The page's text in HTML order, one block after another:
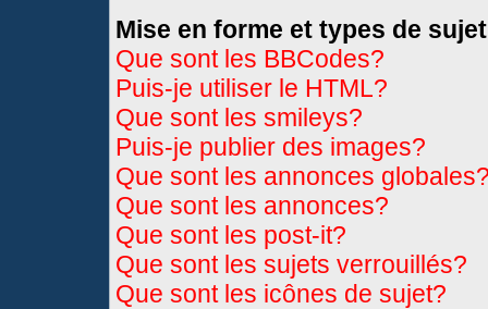
Mise en forme et types de sujet
Que sont les BBCodes?
Puis-je utiliser le HTML?
Que sont les smileys?
Puis-je publier des images?
Que sont les annonces
Que sont les annonces?
Que sont les post-it?
Que sont les sujets verrouillés?
Que sont les icônes de sujet?